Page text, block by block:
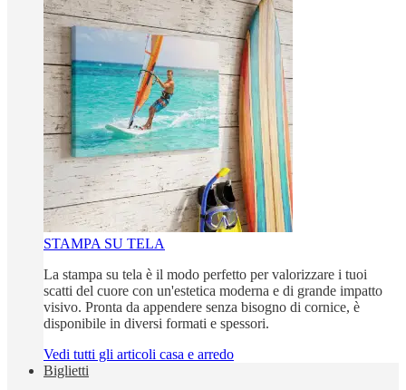
STAMPA SU TELA
La stampa su tela è il modo perfetto per valorizzare i tuoi
scatti del cuore con un'estetica moderna e di grande impatto
visivo. Pronta da appendere senza bisogno di cornice, è
disponibile in diversi formati e spessori.
Vedi tutti gli articoli casa e arredo
Biglietti